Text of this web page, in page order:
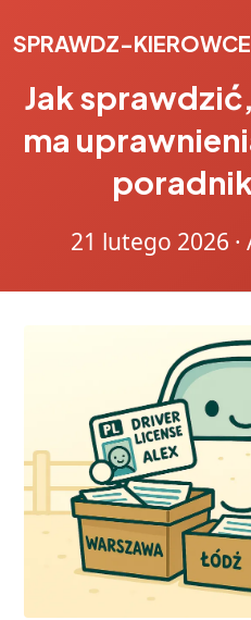
SPRAWDZ-
Jak
ma
21 lutego 2026 ·